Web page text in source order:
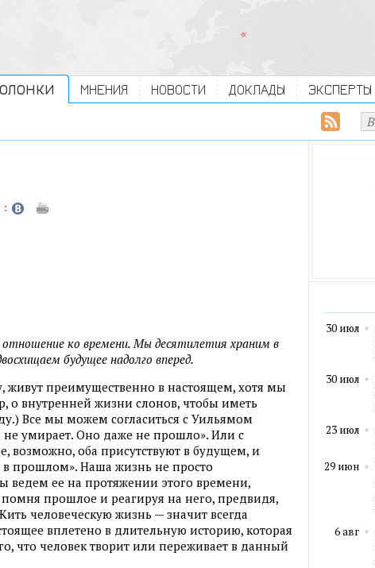
МНЕНИЯ НОВОСТИ ДОКЛАДЫ ЭКСПЕРТЫ
ко времени. Мы десятилетия храним в
будущее надолго вперед.
живут преимущественно в настоящем, хотя мы
внутренней жизни слонов, чтобы иметь
Все мы можем согласиться с Уильямом
умирает. Оно даже не прошло». Или с
возможно, оба присутствуют в будущем, и
в прошлом». Наша жизнь не просто
ведем ее на протяжении этого времени,
прошлое и реагируя на него, предвидя,
человеческую жизнь — значит всегда
вплетено в длительную историю, которая
что человек творит или переживает в данный
30 июл
30 июл
23 июл
29 июн
6 авг